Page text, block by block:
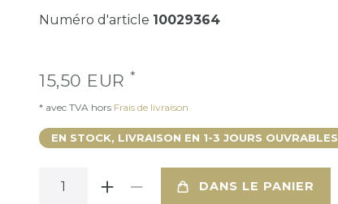
Numéro d'article 10029364
15,50 EUR *
* avec TVA hors Frais de livraison
EN STOCK, LIVRAISON EN 1-3 JOURS OUVRABLES
DANS LE PANIER